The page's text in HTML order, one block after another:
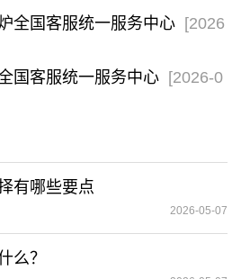
全国客服统一服务中心
[2026
国客服统一服务中心
[2026-0
有哪些要点
2026-05-07
么？